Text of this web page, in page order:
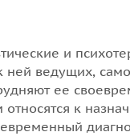
и
ведущих,
ее
к